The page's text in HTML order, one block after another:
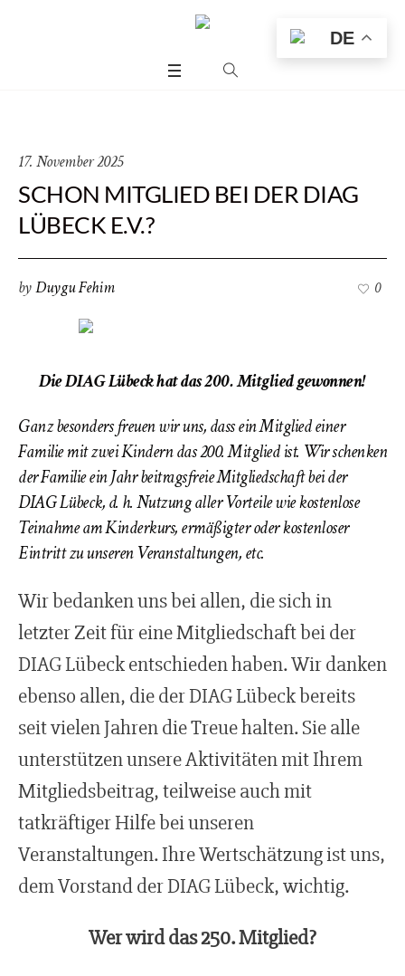
17. November 2025
SCHON MITGLIED BEI DER DIAG
LÜBECK E.V.?
byDuygu Fehim 0
Die DIAG Lübeck hat das 200. Mitglied gewonnen!
Ganz besonders freuen wir uns, dass ein Mitglied einer
Familie mit zwei Kindern das 200. Mitglied ist. Wir schenken
der Familie ein Jahr beitragsfreie Mitgliedschaft bei der
DIAG Lübeck, d. h. Nutzung aller Vorteile wie kostenlose
Teinahme am Kinderkurs, ermäßigter oder kostenloser
Eintritt zu unseren Veranstaltungen, etc.
Wir bedanken uns bei allen, die sich in
letzter Zeit für eine Mitgliedschaft bei der
DIAG Lübeck entschieden haben. Wir danken
ebenso allen, die der DIAG Lübeck bereits
seit vielen Jahren die Treue halten. Sie alle
unterstützen unsere Aktivitäten mit Ihrem
Mitgliedsbeitrag, teilweise auch mit
tatkräftiger Hilfe bei unseren
Veranstaltungen. Ihre Wertschätzung ist uns,
dem Vorstand der DIAG Lübeck, wichtig.
Wer wird das 250. Mitglied?
DE